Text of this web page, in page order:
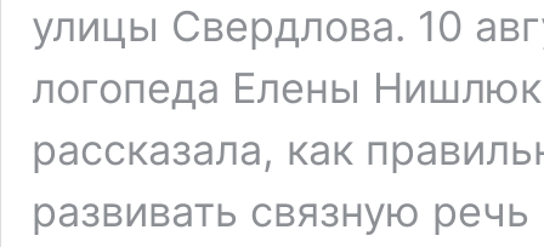
улицы Свердлова. 10
логопеда Елены
рассказала, как
развивать связную